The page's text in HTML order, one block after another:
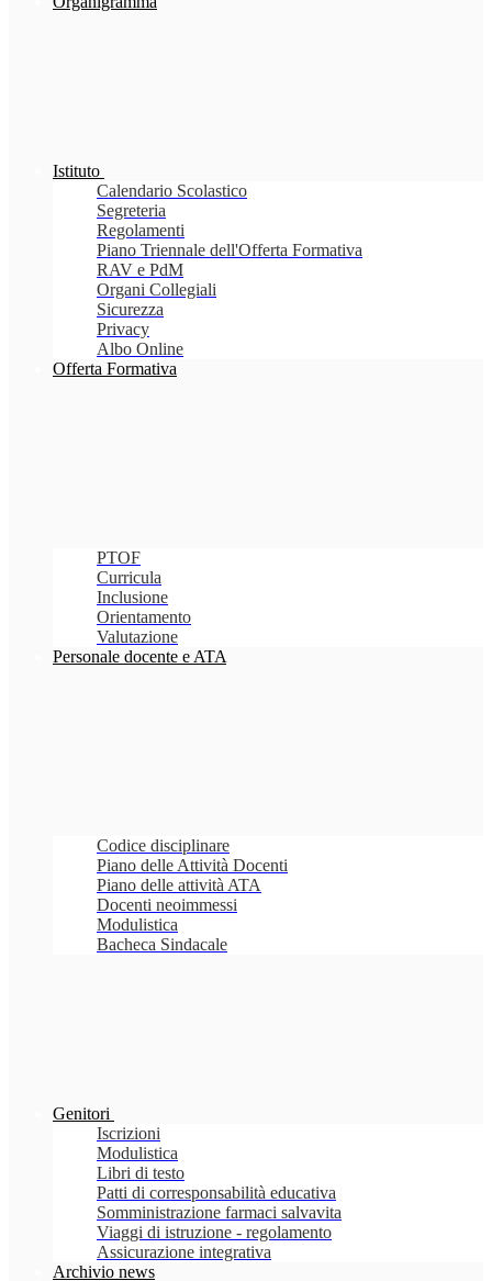
Istituto
Calendario Scolastico
Segreteria
Regolamenti
Piano Triennale dell'Offerta Formativa
RAV e PdM
Organi Collegiali
Sicurezza
Privacy
Albo Online
Offerta Formativa
PTOF
Curricula
Inclusione
Orientamento
Valutazione
Personale docente e ATA
Codice disciplinare
Piano delle Attività Docenti
Piano delle attività ATA
Docenti neoimmessi
Modulistica
Bacheca Sindacale
Genitori
Iscrizioni
Modulistica
Libri di testo
Patti di corresponsabilità educativa
Somministrazione farmaci salvavita
Viaggi di istruzione - regolamento
Assicurazione integrativa
Archivio news